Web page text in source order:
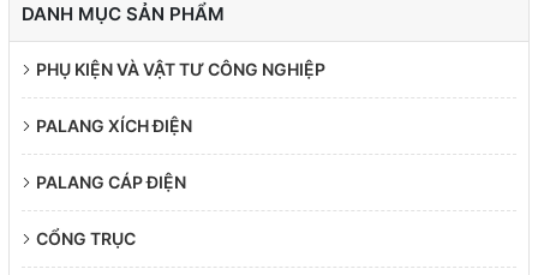
DANH MỤC SẢN PHẨM
PHỤ KIỆN VÀ VẬT TƯ CÔNG NGHIỆP
PALANG XÍCH ĐIỆN
PALANG CÁP ĐIỆN
CỔNG TRỤC